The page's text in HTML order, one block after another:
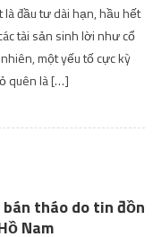
tháo do tin đồn
Nam
Nguyễn Hồ Nam, cựu
lý hoang mang trong giới